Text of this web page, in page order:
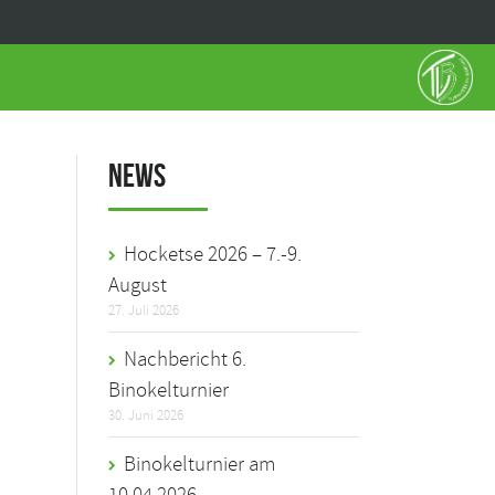
News
Hocketse 2026 – 7.-9.
August
27. Juli 2026
Nachbericht 6.
Binokelturnier
30. Juni 2026
Binokelturnier am